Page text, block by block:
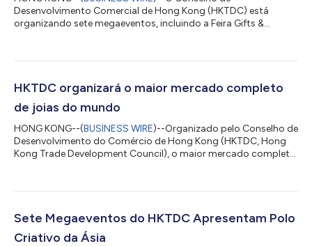
Desenvolvimento Comercial de Hong Kong (HKTDC) está
organizando sete megaeventos, incluindo a Feira Gifts &
Kong, HKCEC); a Feira Internacional Printing & Packaging de
simultaneamente na AsiaWorld-Expo); a Feira Internacional de
Licenciamento de Hong Kong e a Conferência Asiát...
HKTDC organizará o maior mercado completo
de joias do mundo
HONG KONG--(BUSINESS WIRE)--Organizado pelo Conselho de
Desenvolvimento do Comércio de Hong Kong (HKTDC, Hong
Kong Trade Development Council), o maior mercado completo
Internacional de Diamantes, Pedras Preciosas e Pérolas de Hong
contando com uma grande variedade de matérias-primas para
joalheria. Além disso, a 42ª Feira Intern...
Sete Megaeventos do HKTDC Apresentam Polo
Criativo da Ásia